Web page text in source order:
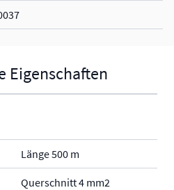
Eigenschaften
Länge 500 m
Querschnitt 4 mm2